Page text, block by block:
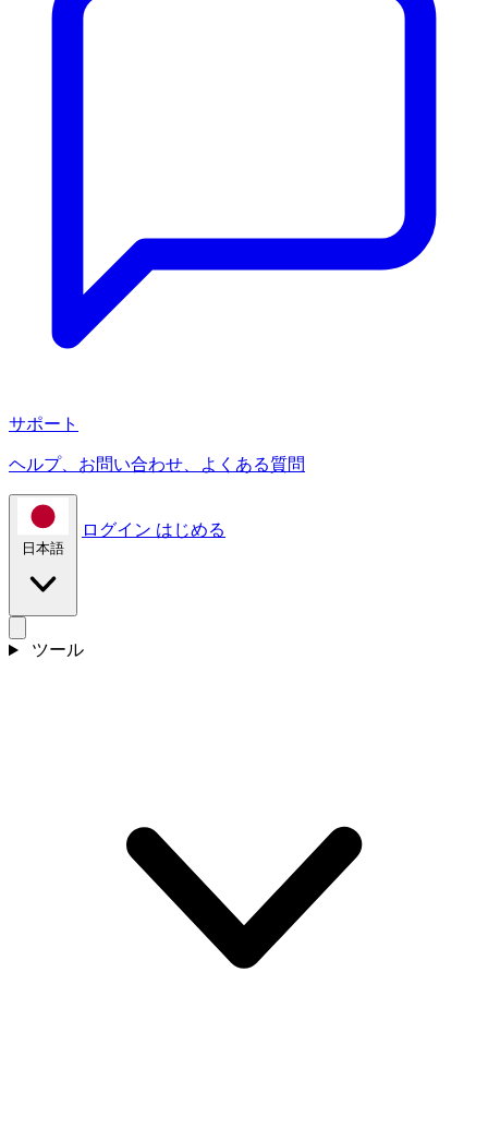
サポート
ヘルプ、お問い合わせ、よくある質問
日本語
ログイン はじめる
ツール